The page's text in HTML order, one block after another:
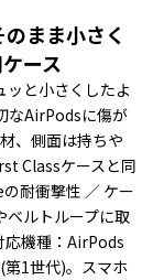
まま小さく
ース
と小さくしたよ
なAirPodsに傷が
、側面は持ちや
Classケースと同
耐衝撃性 ／ ケー
ベルトループに取
応機種：AirPods
1世代)。スマホ